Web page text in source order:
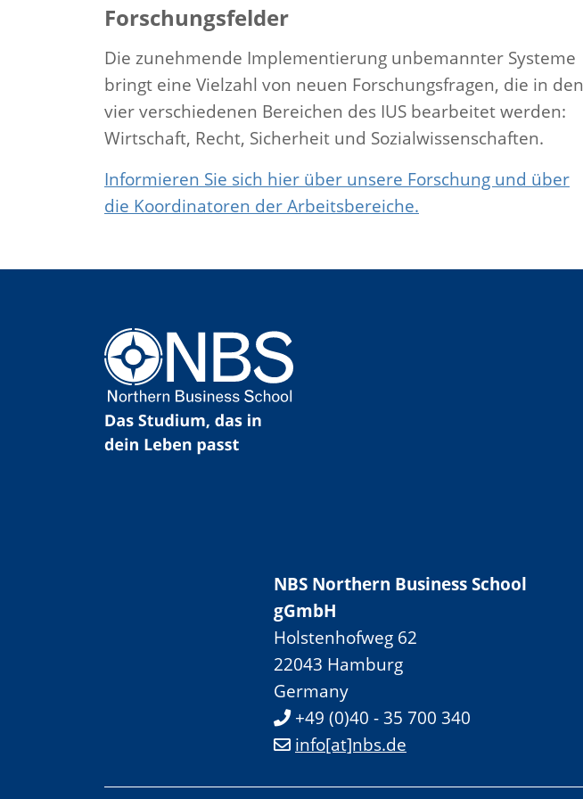
Forschungsfelder
Die zunehmende Implementierung unbemannter Systeme
bringt eine Vielzahl von neuen Forschungsfragen, die in den
vier verschiedenen Bereichen des IUS bearbeitet werden:
Wirtschaft, Recht, Sicherheit und Sozialwissenschaften.
Informieren Sie sich hier über unsere Forschung und über
die Koordinatoren der Arbeitsbereiche.
NBS Northern Business School
gGmbH
Holstenhofweg 62
22043 Hamburg
Germany
+49 (0)40 - 35 700 340
info[at]nbs.de